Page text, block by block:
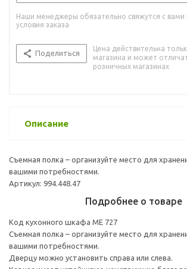
Наши менеджеры обязательно свяжутся с вами
условия заказа
Поделиться
Цена действительна
магазина и может
розничных магазинах
Описание
Съемная полка – организуйте место для
вашими потребностями.
Артикул: 994.448.47
Подробнее о товаре
Код кухонного шкафа ME 727
Съемная полка – организуйте место для
вашими потребностями.
Дверцу можно установить справа или слева.